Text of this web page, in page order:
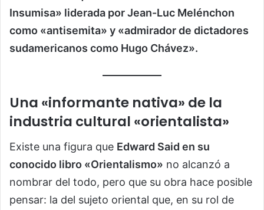
Insumisa» liderada por Jean-Luc Melénchon
como «antisemita» y «admirador de dictadores
sudamericanos como Hugo Chávez».
Una «informante nativa» de la
industria cultural «orientalista»
Existe una figura que Edward Said en su
conocido libro «Orientalismo» no alcanzó a
nombrar del todo, pero que su obra hace posible
pensar: la del sujeto oriental que, en su rol de